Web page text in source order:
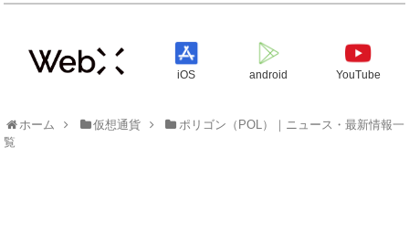
iOS android YouTube
ホーム 仮想通貨
ポリゴン（POL）｜ニュース・最新情報一
覧